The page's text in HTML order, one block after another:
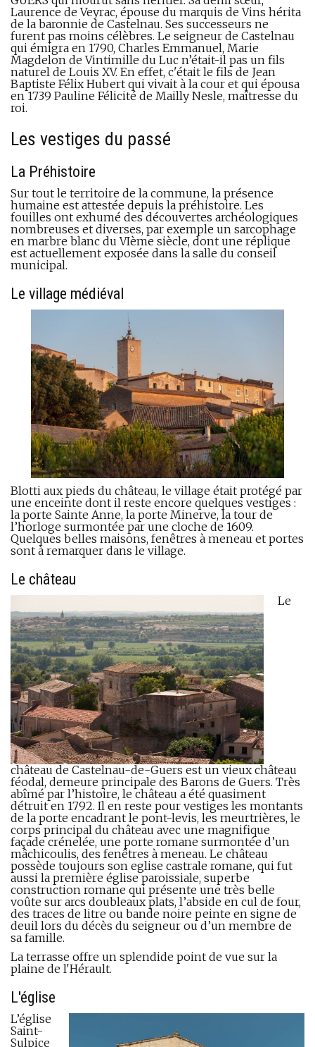
Laurence de Veyrac, épouse du marquis de Vins hérita
de la baronnie de Castelnau. Ses successeurs ne
furent pas moins célèbres. Le seigneur de Castelnau
qui émigra en 1790, Charles Emmanuel, Marie
Magdelon de Vintimille du Luc n’était-il pas un fils
naturel de Louis XV. En effet, c'était le fils de Jean
Baptiste Félix Hubert qui vivait à la cour et qui épousa
en 1739 Pauline Félicité de Mailly Nesle, maîtresse du
roi.
Les vestiges du passé
La Préhistoire
Sur tout le territoire de la commune, la présence
humaine est attestée depuis la préhistoire. Les
fouilles ont exhumé des découvertes archéologiques
nombreuses et diverses, par exemple un sarcophage
en marbre blanc du VIème siècle, dont une réplique
est actuellement exposée dans la salle du conseil
municipal.
Le village médiéval
Blotti aux pieds du château, le village était protégé par
une enceinte dont il reste encore quelques vestiges :
la porte Sainte Anne, la porte Minerve, la tour de
l’horloge surmontée par une cloche de 1609.
Quelques belles maisons, fenêtres à meneau et portes
sont à remarquer dans le village.
Le château
Le
château de Castelnau-de-Guers est un vieux château
féodal, demeure principale des Barons de Guers. Très
abîmé par l’histoire, le château a été quasiment
détruit en 1792. Il en reste pour vestiges les montants
de la porte encadrant le pont-levis, les meurtrières, le
corps principal du château avec une magnifique
façade crénelée, une porte romane surmontée d’un
mâchicoulis, des fenêtres à meneau. Le château
possède toujours son eglise castrale romane, qui fut
aussi la première église paroissiale, superbe
construction romane qui présente une très belle
voûte sur arcs doubleaux plats, l’abside en cul de four,
des traces de litre ou bande noire peinte en signe de
deuil lors du décès du seigneur ou d’un membre de
sa famille.
La terrasse offre un splendide point de vue sur la
plaine de l'Hérault.
L'église
L’église
Saint-
Sulpice